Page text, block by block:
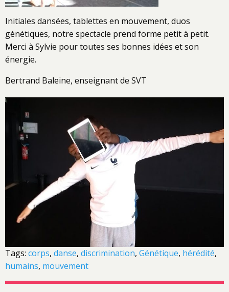
Initiales dansées, tablettes en mouvement, duos
génétiques, notre spectacle prend forme petit à petit.
Merci à Sylvie pour toutes ses bonnes idées et son
énergie.
Bertrand Baleine, enseignant de SVT
Tags: corps, danse, discrimination, Génétique, hérédité,
humains, mouvement